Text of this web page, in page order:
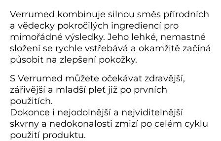
Verrumed kombinuje silnou směs přírodních
a vědecky pokročilých ingrediencí pro
mimořádné výsledky. Jeho lehké, nemastné
složení se rychle vstřebává a okamžitě začíná
působit na zlepšení pokožky.
S Verrumed můžete očekávat zdravější,
zářivější a mladší pleť již po prvních
použitích.
Dokonce i nejodolnější a nejviditelnější
skvrny a nedokonalosti zmizí po celém cyklu
použití produktu.